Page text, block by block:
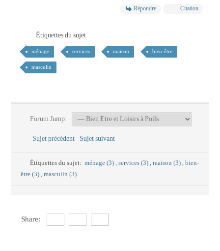
Répondre Citation
Étiquettes du sujet
ménage services maison bien-être
masculin
Forum Jump:
Sujet précédent Sujet suivant
Étiquettes du sujet:ménage (3) , services (3) , maison (3) , bien-
être (3) ,masculin (3)
Share: